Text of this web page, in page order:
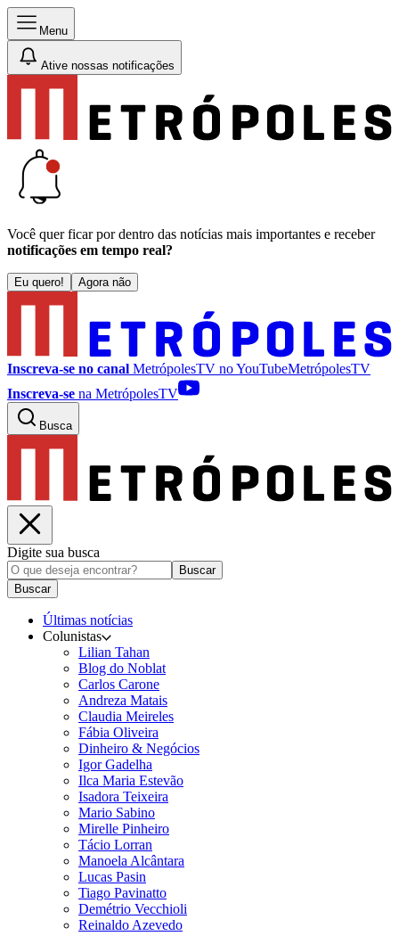
Menu
Ative nossas notificações
Você quer ficar por dentro das notícias mais importantes e receber
notificações em tempo real?
Eu quero! Agora não
Inscreva-se no canal MetrópolesTV noYouTubeMetrópolesTV
Inscreva-se na MetrópolesTV
Busca
Digite sua busca
Buscar
Buscar
Últimas notícias
Colunistas
Lilian Tahan
Blog do Noblat
Carlos Carone
Andreza Matais
Claudia Meireles
Fábia Oliveira
Dinheiro & Negócios
Igor Gadelha
Ilca Maria Estevão
Isadora Teixeira
Mario Sabino
Mirelle Pinheiro
Tácio Lorran
Manoela Alcântara
Lucas Pasin
Tiago Pavinatto
Demétrio Vecchioli
Reinaldo Azevedo